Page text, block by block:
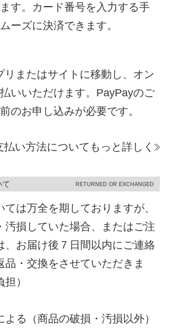
す。カード番号を入力する手
ーズに決済できます。
リまたはサイトに移動し、オン
いいただけます。PayPayのご
のお申し込みが必要です。
払い方法についてもっと詳しく
て RETURNED OR EXCHANGED
は万全を期しておりますが、
汚損していた場合、またはご注
、お届け後７日間以内にご連絡
品・交換をさせていただきま
）
る（商品の破損・汚損以外）